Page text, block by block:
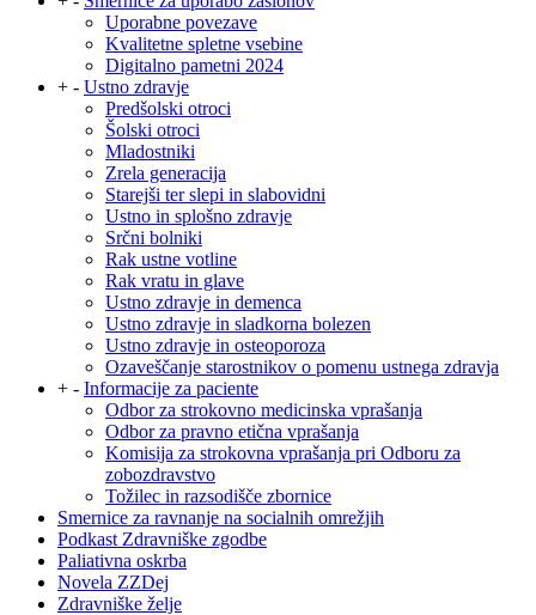
Uporabne povezave
Kvalitetne spletne vsebine
Digitalno pametni 2024
+ - Ustno zdravje
Predšolski otroci
Šolski otroci
Mladostniki
Zrela generacija
Starejši ter slepi in slabovidni
Ustno in splošno zdravje
Srčni bolniki
Rak ustne votline
Rak vratu in glave
Ustno zdravje in demenca
Ustno zdravje in sladkorna bolezen
Ustno zdravje in osteoporoza
Ozaveščanje starostnikov o pomenu ustnega zdravja
+ - Informacije za paciente
Odbor za strokovno medicinska vprašanja
Odbor za pravno etična vprašanja
Komisija za strokovna vprašanja pri Odboru za
zobozdravstvo
Tožilec in razsodišče zbornice
Smernice za ravnanje na socialnih omrežjih
Podkast Zdravniške zgodbe
Paliativna oskrba
Novela ZZDej
Zdravniške želje